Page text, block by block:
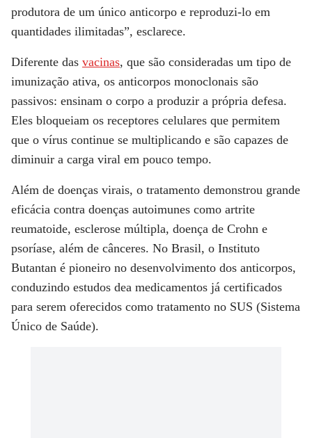
produtora de um único anticorpo e reproduzi-lo em
quantidades ilimitadas”, esclarece.
Diferente das vacinas, que são consideradas um tipo de
imunização ativa, os anticorpos monoclonais são
passivos: ensinam o corpo a produzir a própria defesa.
Eles bloqueiam os receptores celulares que permitem
que o vírus continue se multiplicando e são capazes de
diminuir a carga viral em pouco tempo.
Além de doenças virais, o tratamento demonstrou grande
eficácia contra doenças autoimunes como artrite
reumatoide, esclerose múltipla, doença de Crohn e
psoríase, além de cânceres. No Brasil, o Instituto
Butantan é pioneiro no desenvolvimento dos anticorpos,
conduzindo estudos dea medicamentos já certificados
para serem oferecidos como tratamento no SUS (Sistema
Único de Saúde).